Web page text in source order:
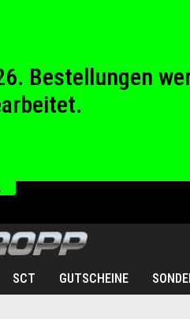
Bestellungen
SCT GUTSCHEINE